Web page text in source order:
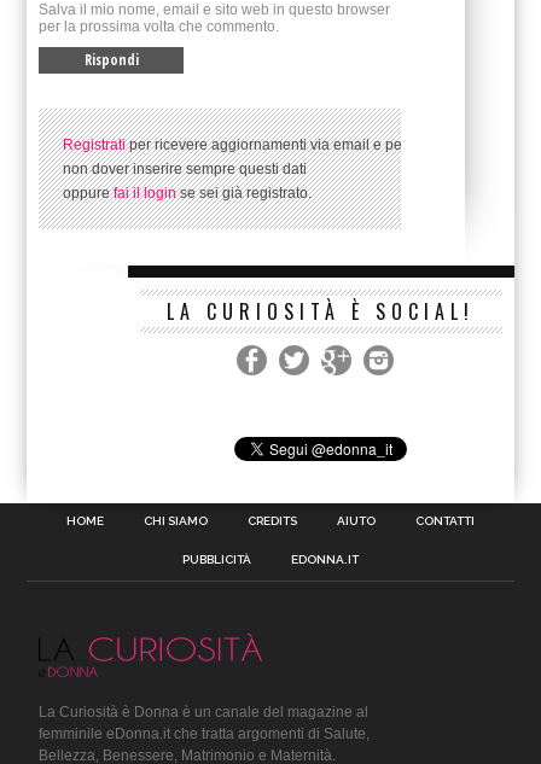
Salva il mio nome, email e sito web in questo browser
per la prossima volta che commento.
Registratiper ricevere aggiornamenti via email e per
non dover inserire sempre questi dati
oppurefai il loginse sei già registrato.
LA CURIOSITÀ È SOCIAL!
HOME CHI SIAMO CREDITS AIUTO CONTATTI
PUBBLICITÀ EDONNA.IT
La Curiosità è Donna è un canale del magazine al
femminile eDonna.it che tratta argomenti di Salute,
Bellezza, Benessere, Matrimonio e Maternità.